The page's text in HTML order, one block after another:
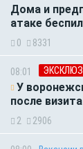
Дома и
атаке
0 8331
08:01
У
после
2 2906